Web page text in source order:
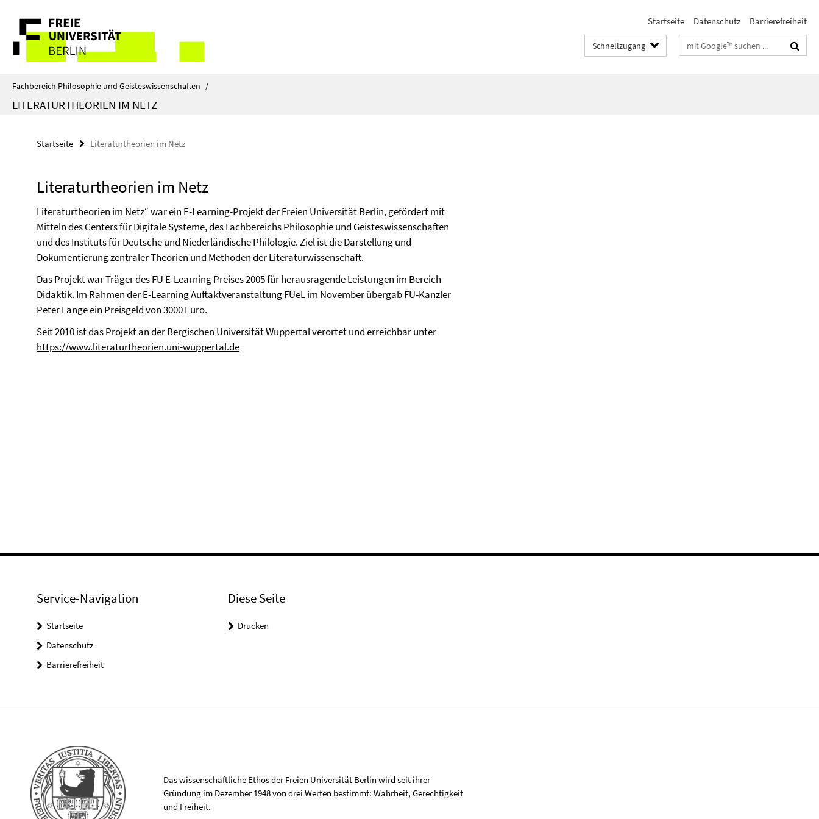
direkt
Inhalt
Service-
Navigation
Startseite Datenschutz Barrierefreiheit
Schnellzugang Suchbegriffe
Fachbereich Philosophie und Geisteswissenschaften /
LITERATURTHEORIEN IM NETZ
Startseite Literaturtheorien im Netz
Literaturtheorien im Netz
Literaturtheorien im Netz“ war ein E-Learning-Projekt der Freien Universität Berlin, gefördert mit
Mitteln des Centers für Digitale Systeme, des Fachbereichs Philosophie und Geisteswissenschaften
und des Instituts für Deutsche und Niederländische Philologie. Ziel ist die Darstellung und
Dokumentierung zentraler Theorien und Methoden der Literaturwissenschaft.
Das Projekt war Träger des FU E-Learning Preises 2005 für herausragende Leistungen im Bereich
Didaktik. Im Rahmen der E-Learning Auftaktveranstaltung FUeL im November übergab FU-Kanzler
Peter Lange ein Preisgeld von 3000 Euro.
Seit 2010 ist das Projekt an der Bergischen Universität Wuppertal verortet und erreichbar unter
https://www.literaturtheorien.uni-wuppertal.de
Service-Navigation
Startseite
Datenschutz
Barrierefreiheit
Diese Seite
Drucken
Das wissenschaftliche Ethos der Freien Universität Berlin wird seit ihrer
Gründung im Dezember 1948 von drei Werten bestimmt: Wahrheit, Gerechtigkeit
und Freiheit.